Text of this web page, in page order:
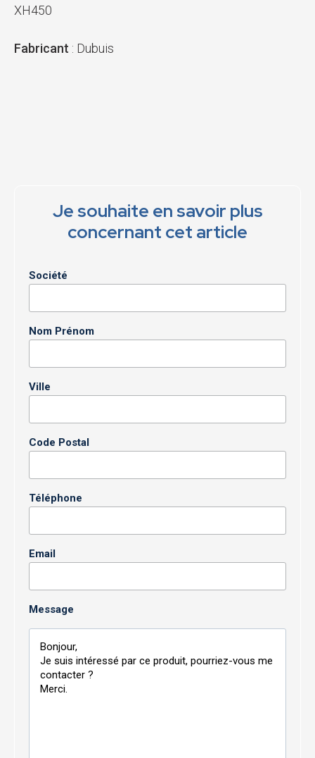
XH450
Fabricant : Dubuis
Je souhaite en savoir plus
concernant cet article
Société
Nom Prénom
Ville
Code Postal
Téléphone
Email
Message